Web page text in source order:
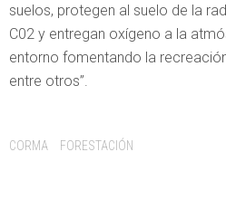
suelos, protegen al suelo de la
C02 y entregan oxígeno a la
entorno fomentando la
entre otros”.
Tags:
CORMA FORESTACIÓN